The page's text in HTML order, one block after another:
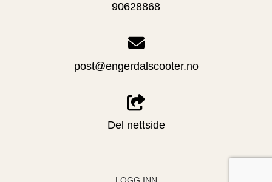
90628868
post@engerdalscooter.no
Del nettside